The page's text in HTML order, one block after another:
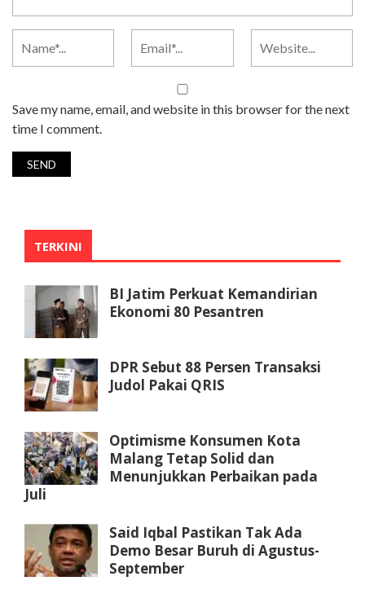
Save my name, email, and website in this browser for the next
time I comment.
TERKINI
BI Jatim Perkuat Kemandirian
Ekonomi 80 Pesantren
DPR Sebut 88 Persen Transaksi
Judol Pakai QRIS
Optimisme Konsumen Kota
Malang Tetap Solid dan
Menunjukkan Perbaikan pada
Juli
Said Iqbal Pastikan Tak Ada
Demo Besar Buruh di Agustus-
September